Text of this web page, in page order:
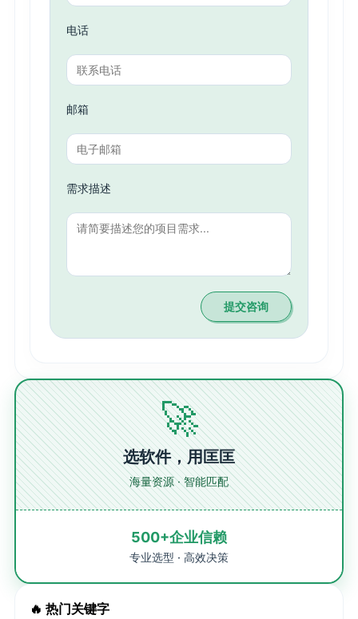
电话
邮箱
需求描述
提交咨询
🚀
选软件，用匡匡
海量资源 · 智能匹配
500+企业信赖
专业选型 · 高效决策
🔥 热门关键字